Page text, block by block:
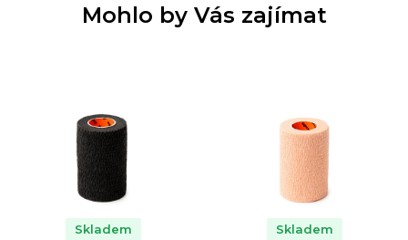
Mohlo by Vás zajímat
Skladem Skladem